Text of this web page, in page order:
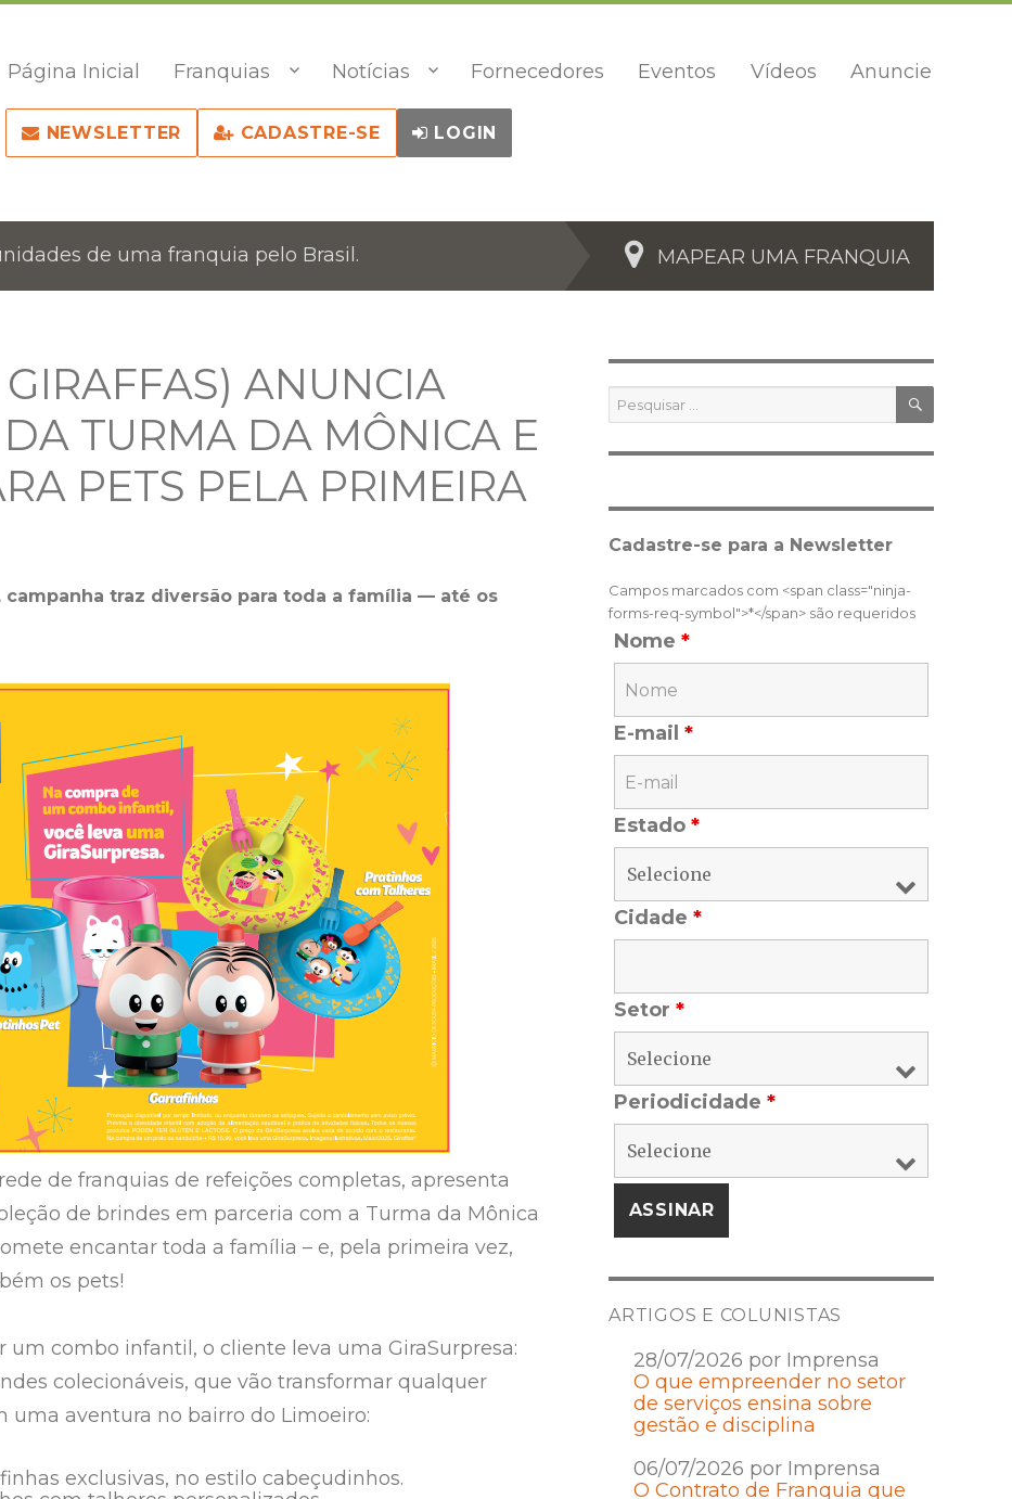
Página Inicial Franquias Notícias Fornecedores Eventos Vídeos Anuncie
NEWSLETTER CADASTRE-SE LOGIN
de uma franquia pelo Brasil. MAPEAR UMA FRANQUIA
GIRAFFAS) ANUNCIA
TURMA DA MÔNICA E
PETS PELA PRIMEIRA
traz diversão para toda a família — até os
de franquias de refeições completas, apresenta
de brindes em parceria com a Turma da Mônica
encantar toda a família – e, pela primeira vez,
os pets!
um combo infantil, o cliente leva uma GiraSurpresa:
colecionáveis, que vão transformar qualquer
uma aventura no bairro do Limoeiro:
exclusivas, no estilo cabeçudinhos.
Pesquisar
por:
Cadastre-se para a Newsletter
Campos marcados com <span class="ninja-
forms-req-symbol">*</span> são requeridos
Nome *
E-mail *
Estado *
Cidade *
Setor *
Periodicidade *
ARTIGOS E COLUNISTAS
28/07/2026 por Imprensa
O que empreender no setor
de serviços ensina sobre
gestão e disciplina
06/07/2026 por Imprensa
O Contrato de Franquia que